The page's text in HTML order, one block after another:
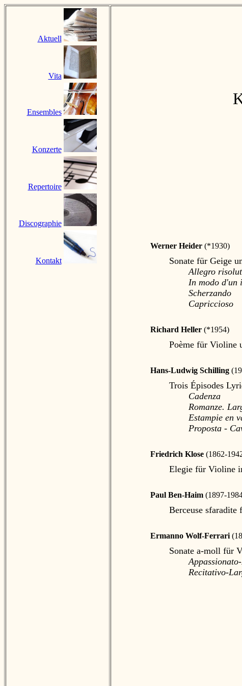
Aktuell
Vita
Ensembles
Konzerte
Repertoire
Discographie
Kontakt
Werner Heider (*1930)
Sonate für Geige
Allegro
In modo d'un
Scherzando
Capriccioso
Richard Heller (*1954)
Poème für Violine
Hans-Ludwig Schilling
Trois Épisodes
Cadenza
Romanze.
Estampie en
Proposta -
Friedrich Klose (1862-
Elegie für Violine
Paul Ben-Haim (1897-
Berceuse
Ermanno Wolf-Ferrari
Sonate a-moll für
Recitativo-